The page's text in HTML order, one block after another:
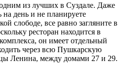
из лучших в Суздале. Даже
день и не планируете
слободе, все равно загляните в
ресторан находится в
он имеет отдельный
через всю Пушкарскую
Ленина, между домами 27 и 29.